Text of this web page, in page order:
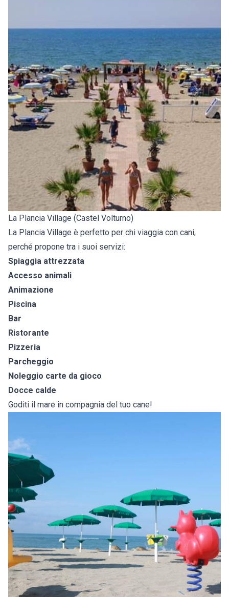
La Plancia Village (Castel Volturno)
La Plancia Village è perfetto per chi viaggia con cani,
perché propone tra i suoi servizi:
Spiaggia attrezzata
Accesso animali
Animazione
Piscina
Bar
Ristorante
Pizzeria
Parcheggio
Noleggio carte da gioco
Docce calde
Goditi il mare in compagnia del tuo cane!